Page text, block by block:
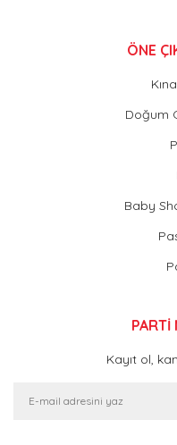
ÖNE
Doğum
Baby
PARTİ
Kayıt ol,